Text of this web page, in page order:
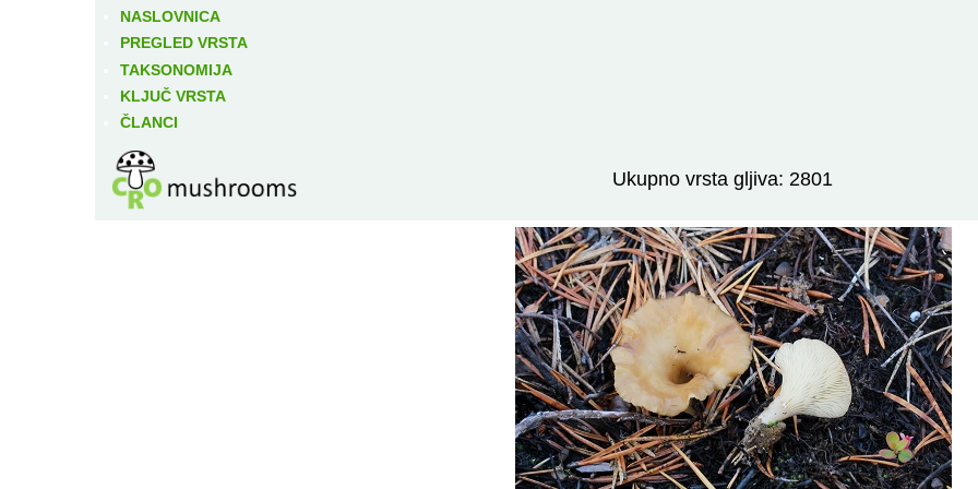
NASLOVNICA
PREGLED VRSTA
TAKSONOMIJA
KLJUČ VRSTA
ČLANCI
Ukupno vrsta gljiva: 2801